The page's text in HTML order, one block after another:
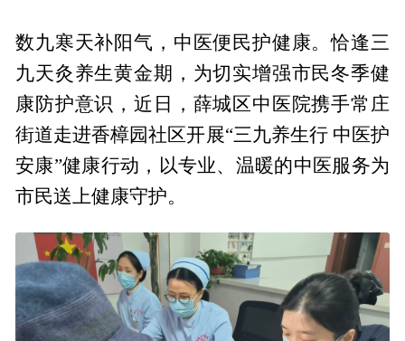
数九寒天补阳气，中医便民护健康。恰逢三
九天灸养生黄金期，为切实增强市民冬季健
康防护意识，近日，薛城区中医院携手常庄
街道走进香樟园社区开展“三九养生行 中医护
安康”健康行动，以专业、温暖的中医服务为
市民送上健康守护。